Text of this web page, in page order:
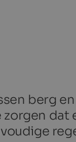
berg
dat